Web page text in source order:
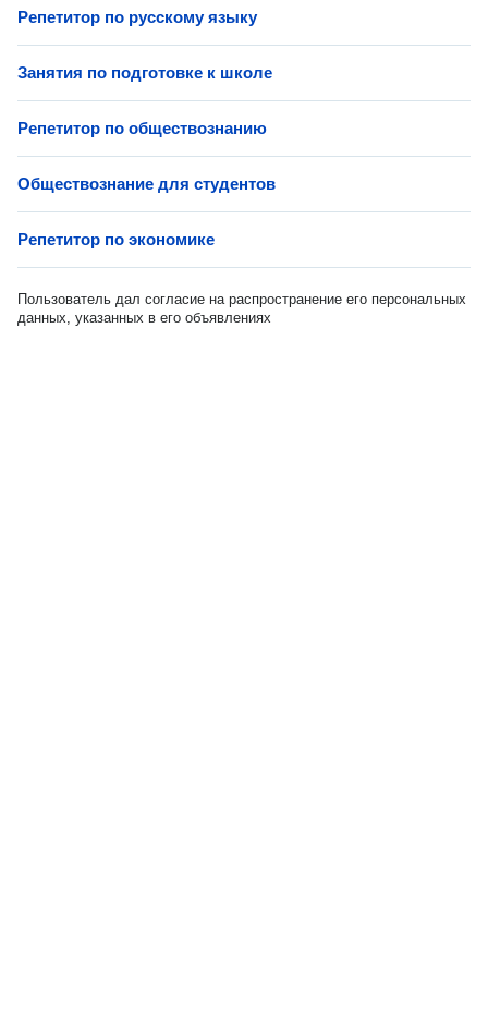
Репетитор по русскому языку
Занятия по подготовке к школе
Репетитор по обществознанию
Обществознание для студентов
Репетитор по экономике
Пользователь дал согласие на распространение его персональных
данных, указанных в его объявлениях